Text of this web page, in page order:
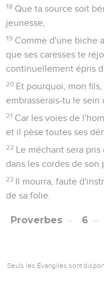
18 Que ta source soit
jeunesse,
19 Comme d'une biche
que ses caresses te
continuellement épris
20 Et pourquoi, mon
embrasserais-tu le sein
21 Car les voies de
et il pèse toutes ses
22 Le méchant sera
dans les cordes de son
23 Il mourra, faute
de sa folie.
Proverbes 6
Seuls les Évangiles sont